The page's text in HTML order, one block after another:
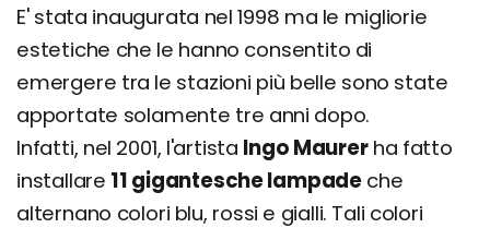
E' stata inaugurata nel 1998 ma le migliorie
estetiche che le hanno consentito di
emergere tra le stazioni più belle sono state
apportate solamente tre anni dopo.
Infatti, nel 2001, l'artista Ingo Maurerha fatto
installare 11 gigantesche lampadeche
alternano colori blu, rossi e gialli. Tali colori